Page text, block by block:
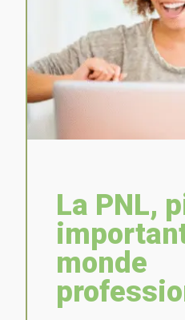
La PNL,
monde